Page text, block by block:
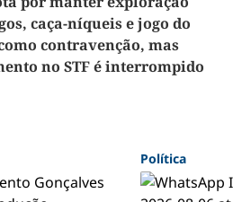
caça-níqueis e jogo do
contravenção, mas
no STF é interrompido
Política